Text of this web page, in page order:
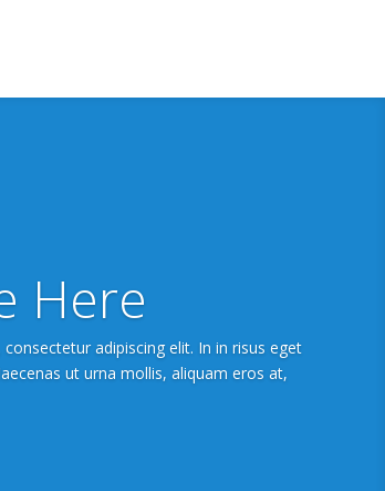
Here
adipiscing elit. In in risus eget
ut urna mollis, aliquam eros at,